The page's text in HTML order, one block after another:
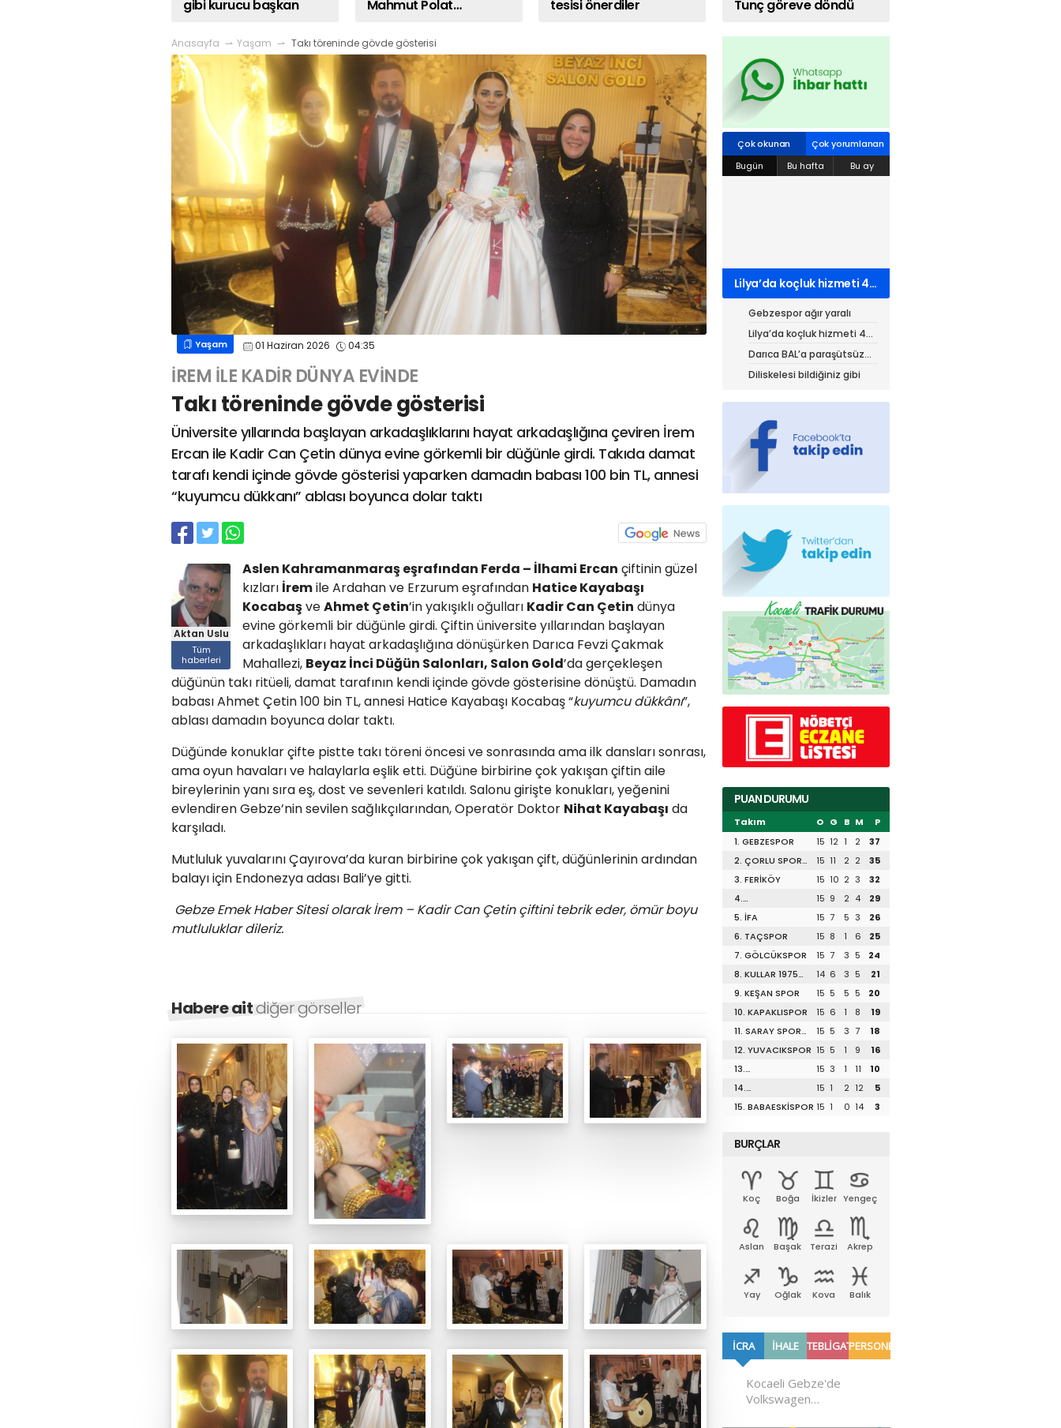
gibi kurucu başkan
Mahmut Polat
tesisi önerdiler
Tunç göreve döndü
Anasayfa Yaşam Takı töreninde gövde gösterisi
Yaşam 01 Haziran 2026 04:35
İREM İLE KADİR DÜNYA EVİNDE
Takı töreninde gövde gösterisi
Üniversite yıllarında başlayan arkadaşlıklarını hayat arkadaşlığına çeviren İrem
Ercan ile Kadir Can Çetin dünya evine görkemli bir düğünle girdi. Takıda damat
tarafı kendi içinde gövde gösterisi yaparken damadın babası 100 bin TL, annesi
“kuyumcu dükkanı” ablası boyunca dolar taktı
Aktan Uslu
Tüm
haberleri
Aslen Kahramanmaraş eşrafından Ferda – İlhami Ercan çiftinin güzel
kızları İremile Ardahan ve Erzurum eşrafından Hatice Kayabaşı
KocabaşveAhmet Çetin’in yakışıklı oğulları Kadir Can Çetin dünya
evine görkemli bir düğünle girdi. Çiftin üniversite yıllarından başlayan
arkadaşlıkları hayat arkadaşlığına dönüşürken Darıca Fevzi Çakmak
Mahallezi, Beyaz İnci Düğün Salonları, Salon Gold’da gerçekleşen
düğünün takı ritüeli, damat tarafının kendi içinde gövde gösterisine dönüştü. Damadın
babası Ahmet Çetin 100 bin TL, annesi Hatice Kayabaşı Kocabaş “kuyumcu dükkânı”,
ablası damadın boyunca dolar taktı.
Düğünde konuklar çifte pistte takı töreni öncesi ve sonrasında ama ilk dansları sonrası,
ama oyun havaları ve halaylarla eşlik etti. Düğüne birbirine çok yakışan çiftin aile
bireylerinin yanı sıra eş, dost ve sevenleri katıldı. Salonu girişte konukları, yeğenini
evlendiren Gebze’nin sevilen sağlıkçılarından, Operatör Doktor Nihat Kayabaşı da
karşıladı.
Mutluluk yuvalarını Çayırova’da kuran birbirine çok yakışan çift, düğünlerinin ardından
balayı için Endonezya adası Bali’ye gitti.
Gebze Emek Haber Sitesi olarak İrem – Kadir Can Çetin çiftini tebrik eder, ömür boyu
mutluluklar dileriz.
Habere aitdiğer görseller
Çok okunan
Çok yorumlanan
Bugün
Bu hafta Bu ay
Lilya’da koçluk hizmeti 4
kurumdan 7 belgeli
Gebzespor ağır yaralı
Lilya’da koçluk hizmeti 4
kurumdan 7 belgeli
Darıca BAL’a paraşütsüz
iniyor!
Diliskelesi bildiğiniz gibi
PUAN DURUMU
Takım O G B M
P
1. GEBZESPOR
15 12 1 2
37
2. ÇORLU SPOR
15 11 2 2
35
3. FERİKÖY
15 10 2 3
32
4.
DİLİSKELESİSPOR
15 9 2 4
29
5. İFA
15 7 5 3
26
6. TAÇSPOR
15 8 1 6
25
7. GÖLCÜKSPOR
15 7 3 5
24
8. KULLAR 1975
14 6 3 5
21
9. KEŞAN SPOR
15 5 5 5
20
10. KAPAKLISPOR
15 6 1 8
19
11. SARAY SPOR
15 5 3 7
18
12. YUVACIKSPOR 15 5 1 9
16
13.
15 3 1 11
10
14.
LÜLEBURGAZSPOR
15 1 2 12
5
15. BABAESKİSPOR 15 1 0 14 3
BURÇLAR
Koç Boğa İkizler Yengeç
Aslan Başak Terazi Akrep
Yay Oğlak Kova Balık
(BİLKAR)Gebze - KOCAELİ
aktanuslu@gmail.com